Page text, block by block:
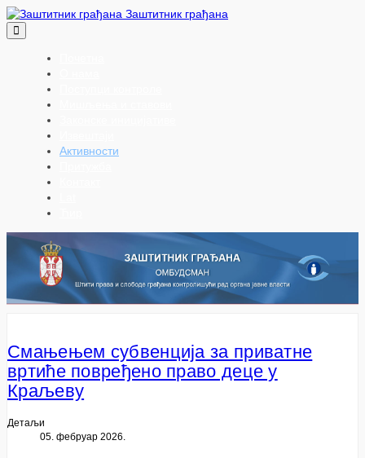
Заштитник грађана
Активности
Смањењем субвенција за приватне
вртиће повређено право деце у
Краљеву
Детаљи
05. фебруар 2026.